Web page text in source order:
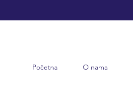
Početna O nama